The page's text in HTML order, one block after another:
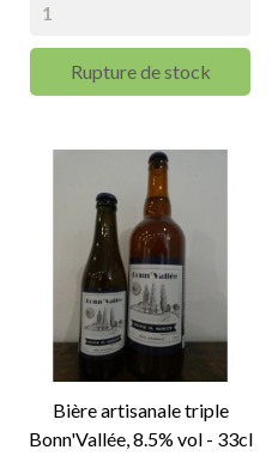
Rupture de stock
Bière artisanale triple
Bonn'Vallée, 8.5% vol - 33cl